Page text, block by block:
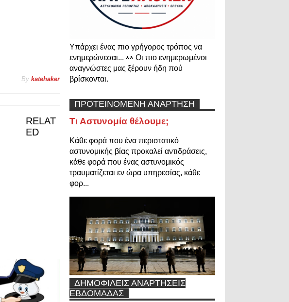
By katehaker
RELAT
ED
Υπάρχει ένας πιο γρήγορος τρόπος να
ενημερώνεσαι... 👀 Οι πιο ενημερωμένοι
αναγνώστες μας ξέρουν ήδη πού
βρίσκονται.
ΠΡΟΤΕΙΝΟΜΕΝΗ ΑΝΑΡΤΗΣΗ
Τι Αστυνομία θέλουμε;
Κάθε φορά που ένα περιστατικό
αστυνομικής βίας προκαλεί αντιδράσεις,
κάθε φορά που ένας αστυνομικός
τραυματίζεται εν ώρα υπηρεσίας, κάθε
φορ...
ΔΗΜΟΦΙΛΕΙΣ ΑΝΑΡΤΗΣΕΙΣ
ΕΒΔΟΜΑΔΑΣ